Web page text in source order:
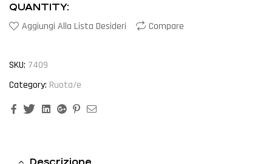
QUANTITY:
Aggiungi Alla Lista Desideri Compare
SKU: 7409
Category: Ruota/e
FacebookTwitterLinkedinGoogle+Pinterest